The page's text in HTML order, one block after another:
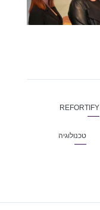
REFORTIFY
טכנולוגיה